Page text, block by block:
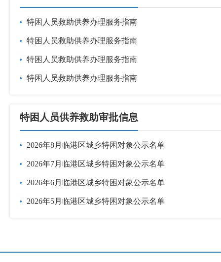
特困人员救助供养办理服务指南
特困人员救助供养办理服务指南
特困人员救助供养办理服务指南
特困人员救助供养办理服务指南
特困人员供养救助审批信息
2026年8月临港区城乡特困对象公示名单
2026年7月临港区城乡特困对象公示名单
2026年6月临港区城乡特困对象公示名单
2026年5月临港区城乡特困对象公示名单